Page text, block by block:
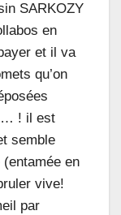
SARKOZY
en
et il va
qu’on
! il est
semble
en
vive!
par